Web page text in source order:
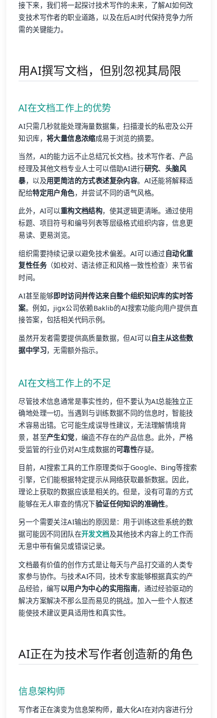
接下来，我们将一起探讨技术写作的未来，了解AI如何改
变技术写作者的职业道路，以及在后AI时代保持竞争力所
需的关键能力。
用AI撰写文档，但别忽视其局限
AI在文档工作上的优势
AI只需几秒就能处理海量数据集，扫描漫长的私密及公开
知识库， 将大量信息浓缩成易于浏览的摘要。
当然，AI的能力远不止总结冗长文档。技术写作者、产品
经理及其他文档专业人士可以借助AI进行研究、 头脑风
暴，以及用更简洁的方式表述复杂内容。AI还能将解释适
配给特定用户角色，并尝试不同的语气风格。
此外，AI可以重构文档结构，使其逻辑更清晰。通过使用
标题、项目符号和编号列表等层级格式组织内容，信息更
易读、更易浏览。
组织需要持续记录以避免技术偏差。AI可以通过自动化重
复性任务（如校对、语法修正和风格一致性检查）来节省
时间。
AI甚至能够即时访问并传达来自整个组织知识库的实时答
案。例如，jigx公司依赖Baklib的AI搜索功能向用户提供直
接答案，包括相关代码示例。
虽然开发者需要提供高质量数据，但AI可以自主从这些数
据中学习，无需额外指示。
AI在文档工作上的不足
尽管技术信息通常是事实性的，但不要认为AI总能独立正
确地处理一切。当遇到与训练数据不同的信息时，智能技
术容易出错。它可能生成误导性建议，无法理解情境背
景，甚至产生幻觉，编造不存在的产品信息。此外，严格
受监管的行业仍对AI生成数据的可靠性存疑。
目前，AI搜索工具的工作原理类似于Google、Bing等搜索
引擎，它们能根据特定提示从网络获取最新数据。因此，
理论上获取的数据应该是相关的。但是，没有可靠的方式
能够在无人审查的情况下验证任何知识的准确性。
另一个需要关注AI输出的原因是：用于训练这些系统的数
据可能因不同团队在开发文档及其他技术内容上的工作而
无意中带有偏见或错误记录。
文档最有价值的创作方式是让每天与产品打交道的人类专
家参与协作。与技术AI不同，技术专家能够根据真实的产
品经验，编写以用户为中心的实用指南，通过经验驱动的
解决方案解决不那么显而易见的挑战。加入一些个人叙述
能使技术建议更具适用性和真实性。
AI正在为技术写作者创造新的角色
信息架构师
写作者正在演变为信息架构师，最大化AI在对内容进行分